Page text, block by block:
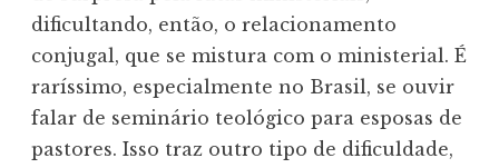
dificultando, então, o relacionamento
conjugal, que se mistura com o ministerial. É
raríssimo, especialmente no Brasil, se ouvir
falar de seminário teológico para esposas de
pastores. Isso traz outro tipo de dificuldade,